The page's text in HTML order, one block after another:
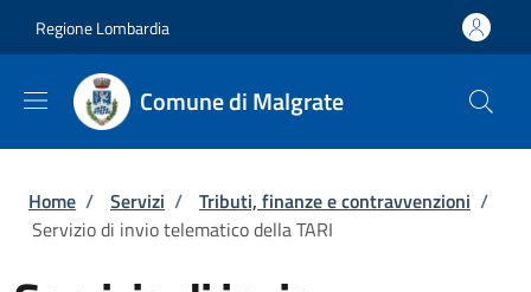
Regione Lombardia
Comune di Malgrate
Briciole di pane
Home / Servizi / Tributi, finanze e contravvenzioni /
Servizio di invio telematico della TARI